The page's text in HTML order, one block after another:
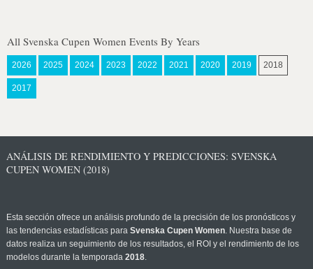
All Svenska Cupen Women Events By Years
2026 2025 2024 2023 2022 2021 2020 2019 2018
2017
ANÁLISIS DE RENDIMIENTO Y PREDICCIONES: SVENSKA
CUPEN WOMEN (2018)
Esta sección ofrece un análisis profundo de la precisión de los pronósticos y
las tendencias estadísticas para Svenska Cupen Women. Nuestra base de
datos realiza un seguimiento de los resultados, el ROI y el rendimiento de los
modelos durante la temporada 2018.